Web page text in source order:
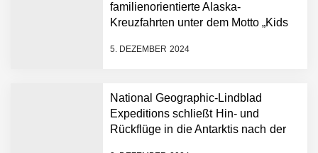
familienorientierte Alaska-
Kreuzfahrten unter dem Motto „Kids
Entdeckungsreise voller Wunder für
5. DEZEMBER 2024
National Geographic-Lindblad
Expeditions schließt Hin- und
Rückflüge in die Antarktis nach der